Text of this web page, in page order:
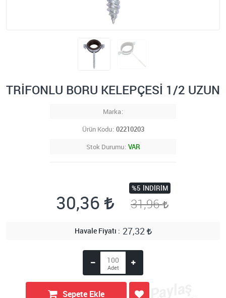
TRİFONLU BORU KELEPÇESİ 1/2 UZUN
Marka
Ürün Kodu 02210203
Stok Durumu VAR
30,36
%5 İNDIRIM
31,96
Havale Fiyatı 27,32
Sepete Ekle